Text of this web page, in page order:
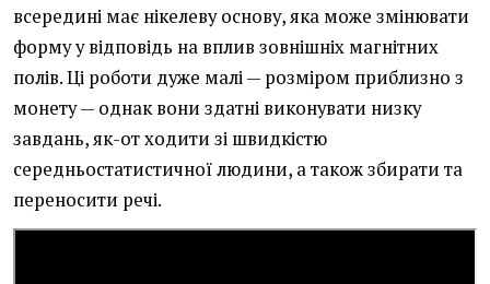
всередині має нікелеву основу, яка може змінювати
форму у відповідь на вплив зовнішніх магнітних
полів. Ці роботи дуже малі — розміром приблизно з
монету — однак вони здатні виконувати низку
завдань, як-от ходити зі швидкістю
середньостатистичної людини, а також збирати та
переносити речі.